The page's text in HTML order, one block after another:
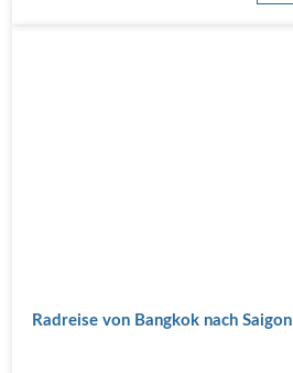
Radreise von Bangkok nach Saigon